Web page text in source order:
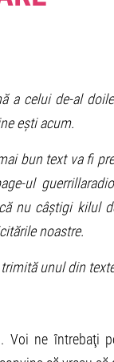
a celui de-al
ești acum.
bun text va fi
ul
nu câștigi kilul
noastre.
unul din
ne întrebaţi